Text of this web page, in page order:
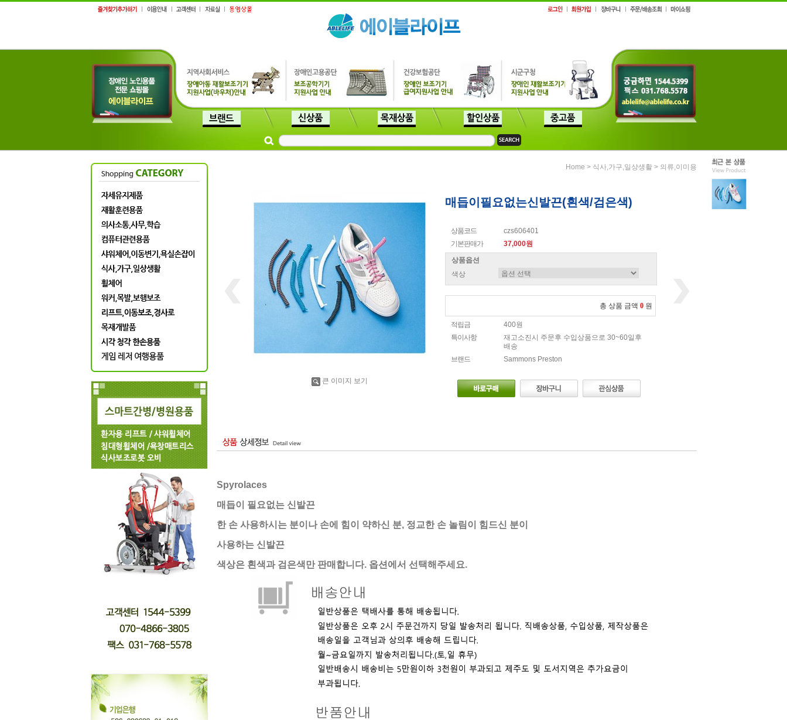
Home > 식사,가구,일상생활> 의류,이미용
큰 이미지 보기
매듭이필요없는신발끈(흰색/검은색)
상품코드
czs606401
기본판매가
37,000원
상품옵션
색상
총 상품 금액 0 원
적립금
400원
특이사항
재고소진시 주문후 수입상품으로 30~60일후
배송
브랜드
Sammons Preston
Spyrolaces
매듭이 필요없는 신발끈
한 손 사용하시는 분이나 손에 힘이 약하신 분, 정교한 손 놀림이 힘드신 분이
사용하는 신발끈
색상은 흰색과 검은색만 판매합니다. 옵션에서 선택해주세요.